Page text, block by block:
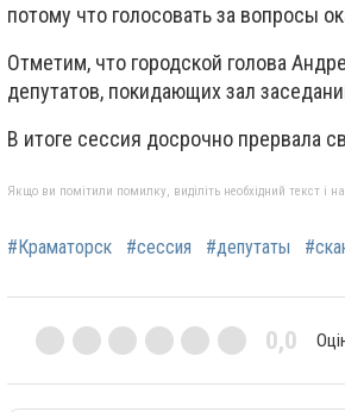
потому что голосовать за вопросы
Отметим, что городской голова
депутатов, покидающих зал
В итоге сессия досрочно прервала
Якщо ви помітили помилку, виділіть необхідний текст і
#Краматорск #сессия #депутаты
0,0